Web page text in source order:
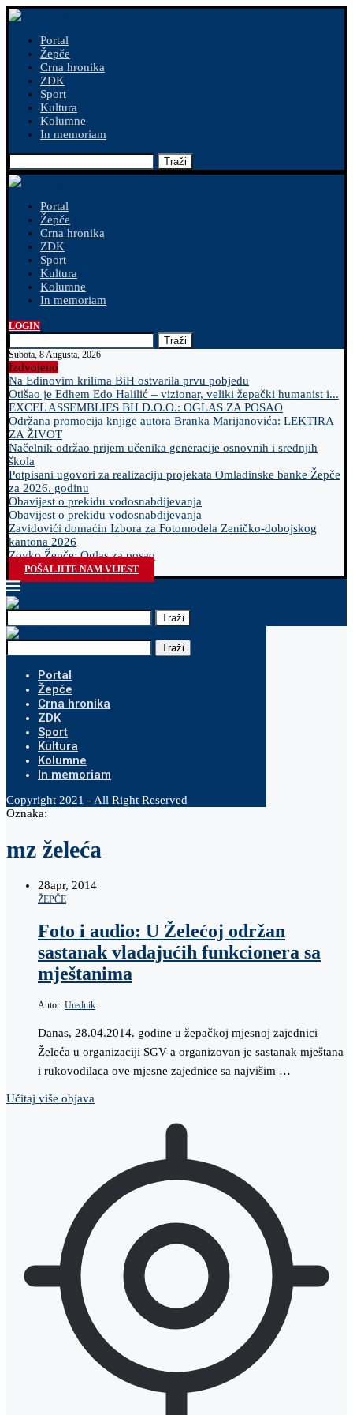
Portal
Žepče
Crna hronika
ZDK
Sport
Kultura
Kolumne
In memoriam
Traži
Portal
Žepče
Crna hronika
ZDK
Sport
Kultura
Kolumne
In memoriam
LOGIN
Traži
Subota, 8 Augusta, 2026
Izdvojeno
Na Edinovim krilima BiH ostvarila prvu pobjedu
Otišao je Edhem Edo Halilić – vizionar, veliki žepački humanist i...
EXCEL ASSEMBLIES BH D.O.O.: OGLAS ZA POSAO
Održana promocija knjige autora Branka Marijanovića: LEKTIRA
ZA ŽIVOT
Načelnik održao prijem učenika generacije osnovnih i srednjih
škola
Potpisani ugovori za realizaciju projekata Omladinske banke Žepče
za 2026. godinu
Obavijest o prekidu vodosnabdijevanja
Obavijest o prekidu vodosnabdijevanja
Zavidovići domaćin Izbora za Fotomodela Zeničko-dobojskog
kantona 2026
Zovko Žepče: Oglas za posao
POŠALJITE NAM VIJEST
Traži
Traži
Portal
Žepče
Crna hronika
ZDK
Sport
Kultura
Kolumne
In memoriam
Copyright 2021 - All Right Reserved
Oznaka:
mz želeća
28apr, 2014
ŽEPČE
Foto i audio: U Želećoj održan
sastanak vladajućih funkcionera sa
mještanima
Autor: Urednik
Danas, 28.04.2014. godine u žepačkoj mjesnoj zajednici
Želeća u organizaciji SGV-a organizovan je sastanak mještana
i rukovodilaca ove mjesne zajednice sa najvišim …
Učitaj više objava